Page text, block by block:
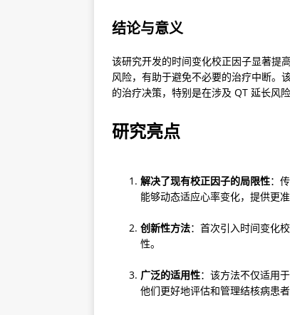
结论与意义
该研究开发的时间变化校正因子显著提
风险，有助于避免不必要的治疗中断。
的治疗决策，特别是在涉及 QT 延长风
研究亮点
解决了现有校正因子的局限性：
能够动态适应心率变化，提供更
创新性方法：首次引入时间变化
性。
广泛的适用性：该方法不仅适用
他们更好地评估和管理结核病患者